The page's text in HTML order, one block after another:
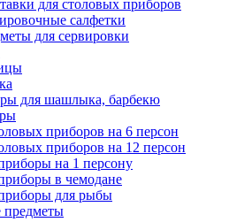
для столовых приборов
салфетки
для сервировки
для шашлыка, барбекю
приборов на 6 персон
приборов на 12 персон
на 1 персону
в чемодане
для рыбы
предметы